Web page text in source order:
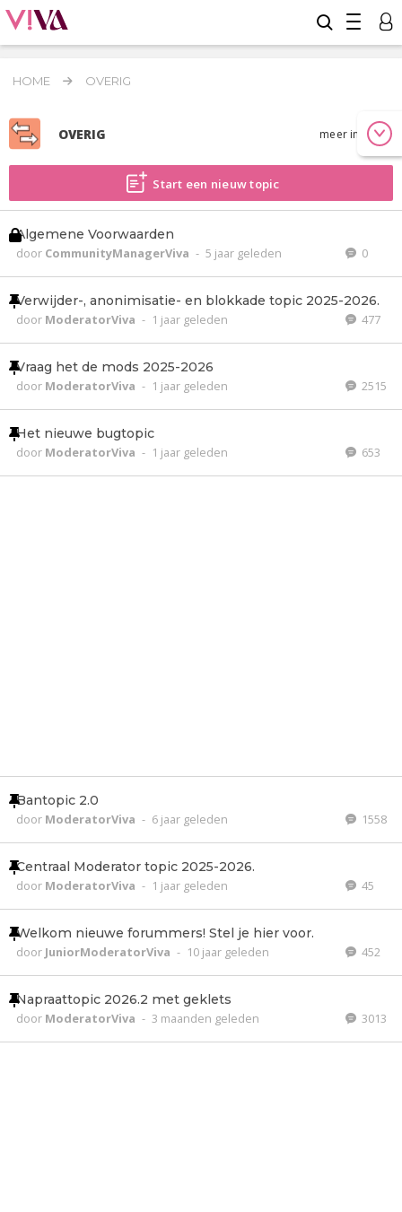
HOME OVERIG
OVERIG meer info
Start een nieuw topic
Algemene Voorwaarden
door CommunityManagerViva - 5 jaar geleden 0
Verwijder-, anonimisatie- en blokkade topic 2025-2026.
door ModeratorViva - 1 jaar geleden 477
Vraag het de mods 2025-2026
door ModeratorViva - 1 jaar geleden 2515
Het nieuwe bugtopic
door ModeratorViva - 1 jaar geleden 653
Bantopic 2.0
door ModeratorViva - 6 jaar geleden 1558
Centraal Moderator topic 2025-2026.
door ModeratorViva - 1 jaar geleden 45
Welkom nieuwe forummers! Stel je hier voor.
door JuniorModeratorViva - 10 jaar geleden 452
Napraattopic 2026.2 met geklets
door ModeratorViva - 3 maanden geleden 3013